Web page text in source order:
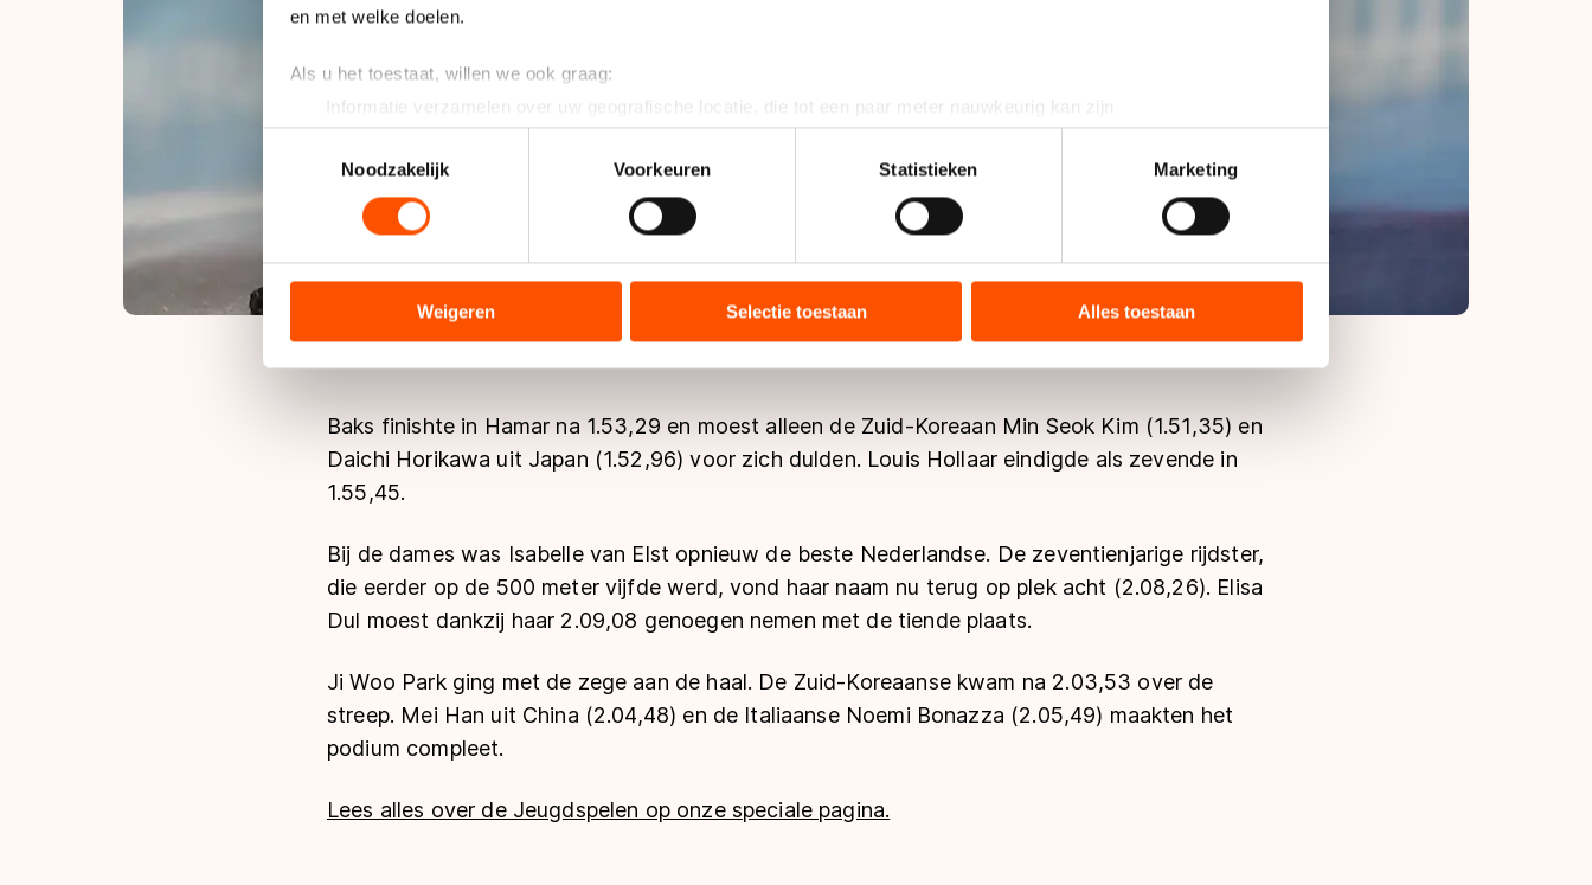
en met welke doelen.
Als u het toestaat, willen we ook graag:
Informatie verzamelen over uw geografische locatie, die tot een paar meter nauwkeurig kan zijn
Uw apparaat identificeren door het actief te scannen op specifieke eigenschappen (fingerprinting)
Lees meer over hoe uw persoonlijke gegevens worden verwerkt en stel uw voorkeuren in het
detailgedeeltein. U kunt uw
toestemming op elk moment wijzigen of intrekken in de Cookieverklaring.
analyseren. We delen informatie over uw gebruik van onze site met onze partners voor social media, advertenties en
analyse. Zij kunnen deze combineren met andere gegevens die u aan hen heeft verstrekt of die zij hebben verzameld via
hun services. Sommige partners kunnen gegevens doorgeven aan landen buiten de EU, zoals de VS, waar mogelijk geen
adequaat beschermingsniveau geldt volgens de GDPR. Door op ‘Toestaan’ te klikken, stemt u in met deze overdracht.
Noodzakelijk
Voorkeuren Statistieken Marketing
Weigeren Selectie toestaan Alles toestaan
Baks finishte in Hamar na 1.53,29 en moest alleen de Zuid-Koreaan Min Seok Kim (1.51,35) en
Daichi Horikawa uit Japan (1.52,96) voor zich dulden. Louis Hollaar eindigde als zevende in
1.55,45.
Bij de dames was Isabelle van Elst opnieuw de beste Nederlandse. De zeventienjarige rijdster,
die eerder op de 500 meter vijfde werd, vond haar naam nu terug op plek acht (2.08,26). Elisa
Dul moest dankzij haar 2.09,08 genoegen nemen met de tiende plaats.
Ji Woo Park ging met de zege aan de haal. De Zuid-Koreaanse kwam na 2.03,53 over de
streep. Mei Han uit China (2.04,48) en de Italiaanse Noemi Bonazza (2.05,49) maakten het
podium compleet.
Lees alles over de Jeugdspelen op onze speciale pagina.